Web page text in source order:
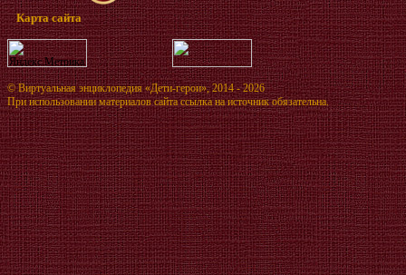
Карта сайта
©Виртуальная энциклопедия «Дети-герои», 2014 - 2026
При использовании материалов сайта ссылка на источник обязательна.